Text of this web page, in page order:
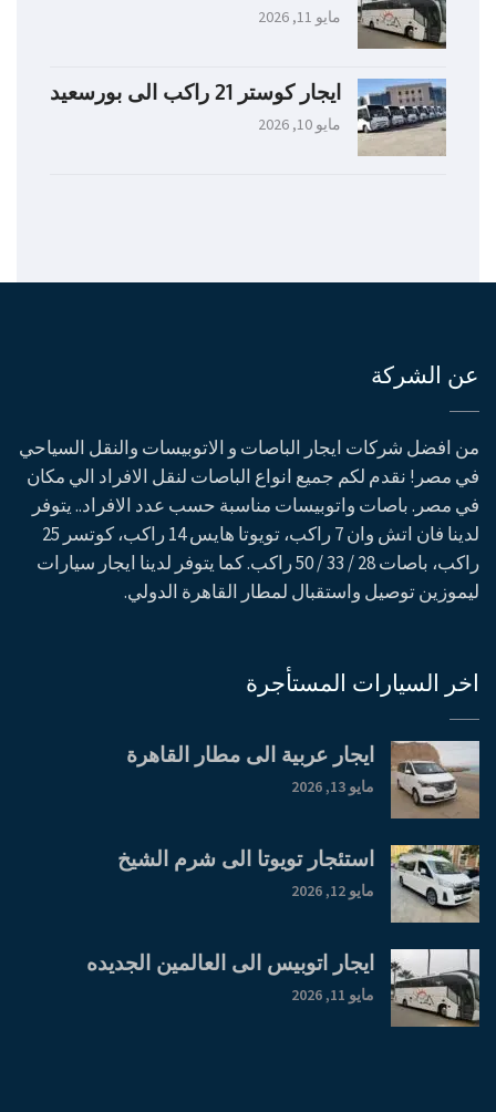
مايو 11, 2026
ايجار كوستر 21 راكب الى بورسعيد
مايو 10, 2026
عن الشركة
من افضل شركات ايجار الباصات و الاتوبيسات والنقل السياحي
في مصر! نقدم لكم جميع انواع الباصات لنقل الافراد الي مكان
في مصر. باصات واتوبيسات مناسبة حسب عدد الافراد.. يتوفر
لدينا فان اتش وان 7 راكب، تويوتا هايس 14 راكب، كوتسر 25
راكب، باصات 28 / 33 / 50 راكب. كما يتوفر لدينا ايجار سيارات
ليموزين توصيل واستقبال لمطار القاهرة الدولي.
اخر السيارات المستأجرة
ايجار عربية الى مطار القاهرة
مايو 13, 2026
استئجار تويوتا الى شرم الشيخ
مايو 12, 2026
ايجار اتوبيس الى العالمين الجديده
مايو 11, 2026